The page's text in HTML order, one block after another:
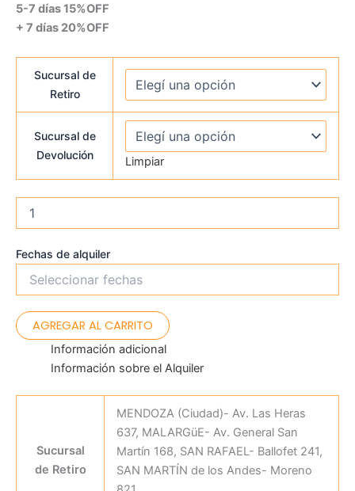
5-7 días 15%OFF
+ 7 días 20%OFF
Sucursal de
Retiro
Sucursal de
Devolución
Limpiar
Fechas de alquiler
AGREGAR AL CARRITO
Información adicional
Información sobre el Alquiler
Sucursal
de Retiro
MENDOZA (Ciudad)- Av. Las Heras
637, MALARGüE- Av. General San
Martín 168, SAN RAFAEL- Ballofet 241,
SAN MARTÍN de los Andes- Moreno